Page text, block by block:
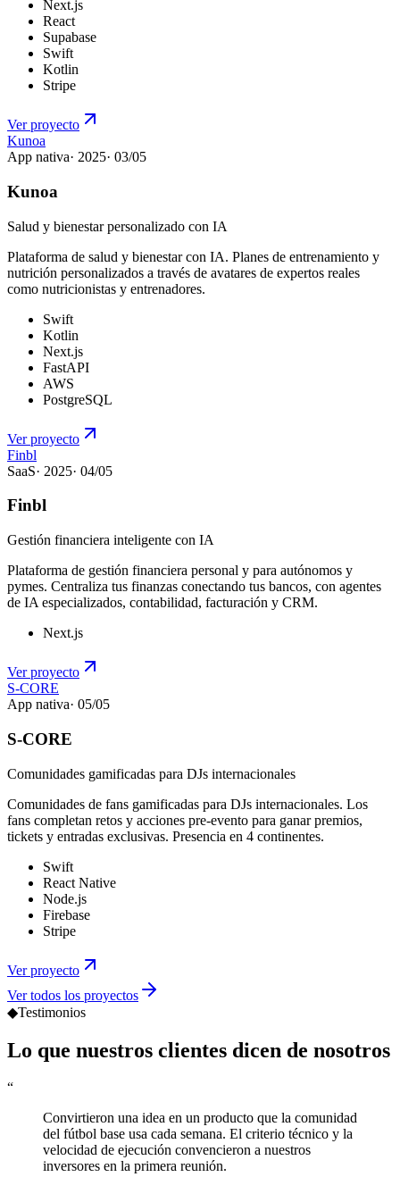
Next.js
React
Supabase
Swift
Kotlin
Stripe
Ver proyecto
Kunoa
App nativa· 2025· 03/05
Kunoa
Salud y bienestar personalizado con IA
Plataforma de salud y bienestar con IA. Planes de entrenamiento y
nutrición personalizados a través de avatares de expertos reales
como nutricionistas y entrenadores.
Swift
Kotlin
Next.js
FastAPI
AWS
PostgreSQL
Ver proyecto
Finbl
SaaS· 2025· 04/05
Finbl
Gestión financiera inteligente con IA
Plataforma de gestión financiera personal y para autónomos y
pymes. Centraliza tus finanzas conectando tus bancos, con agentes
de IA especializados, contabilidad, facturación y CRM.
Next.js
Ver proyecto
S-CORE
App nativa· 05/05
S-CORE
Comunidades gamificadas para DJs internacionales
Comunidades de fans gamificadas para DJs internacionales. Los
fans completan retos y acciones pre-evento para ganar premios,
tickets y entradas exclusivas. Presencia en 4 continentes.
Swift
React Native
Node.js
Firebase
Stripe
Ver proyecto
Ver todos los proyectos
◆Testimonios
Lo que nuestros clientes dicen de nosotros
“
Convirtieron una idea en un producto que la comunidad
del fútbol base usa cada semana. El criterio técnico y la
velocidad de ejecución convencieron a nuestros
inversores en la primera reunión.